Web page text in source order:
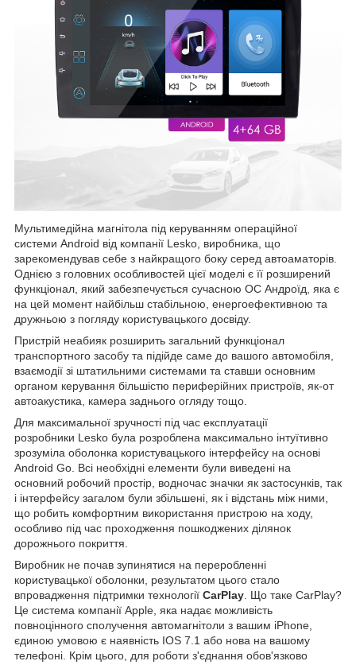
Мультимедійна магнітола під керуванням операційної
системи Android від компанії Lesko, виробника, що
зарекомендував себе з найкращого боку серед автоаматорів.
Однією з головних особливостей цієї моделі є її розширений
функціонал, який забезпечується сучасною ОС Андроїд, яка є
на цей момент найбільш стабільною, енергоефективною та
дружньою з погляду користувацького досвіду.
Пристрій неабияк розширить загальний функціонал
транспортного засобу та підійде саме до вашого автомобіля,
взаємодії зі штатильними системами та ставши основним
органом керування більшістю периферійних пристроїв, як-от
автоакустика, камера заднього огляду тощо.
Для максимальної зручності під час експлуатації
розробники Lesko була розроблена максимально інтуїтивно
зрозуміла оболонка користувацького інтерфейсу на основі
Android Go. Всі необхідні елементи були виведені на
основний робочий простір, водночас значки як застосунків, так
і інтерфейсу загалом були збільшені, як і відстань між ними,
що робить комфортним використання пристрою на ходу,
особливо під час проходження пошкоджених ділянок
дорожнього покриття.
Виробник не почав зупинятися на переробленні
користувацької оболонки, результатом цього стало
впровадження підтримки технології CarPlay . Що таке CarPlay?
Це система компанії Apple, яка надає можливість
повноцінного сполучення автомагнітоли з вашим iPhone,
єдиною умовою є наявність IOS 7.1 або нова на вашому
телефоні. Крім цього, для роботи з'єднання обов'язково